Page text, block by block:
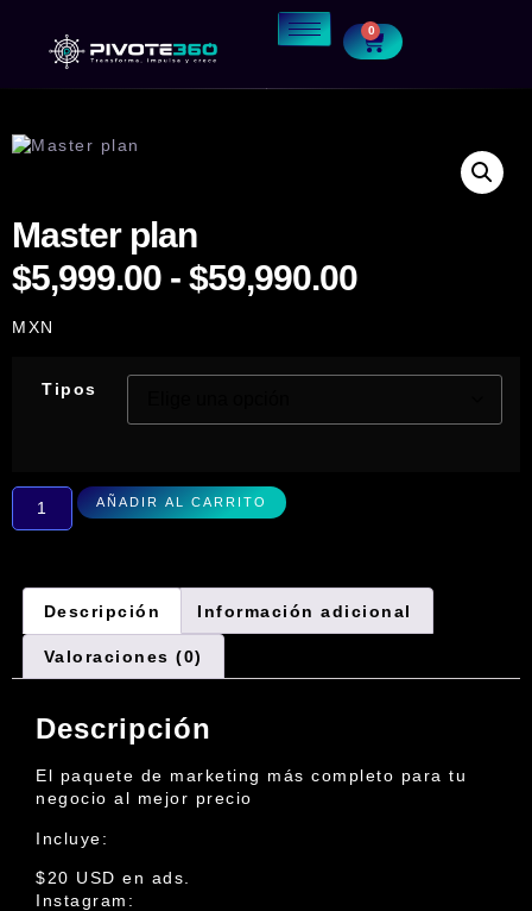
0
Master plan
$5,999.00 - $59,990.00
MXN
Tipos
AÑADIR AL CARRITO
Descripción Información adicional
Valoraciones (0)
Descripción
El paquete de marketing más completo para tu
negocio al mejor precio
Incluye:
$20 USD en ads.
Instagram: